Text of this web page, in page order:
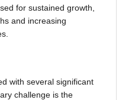
for sustained growth,
and increasing
with several significant
challenge is the